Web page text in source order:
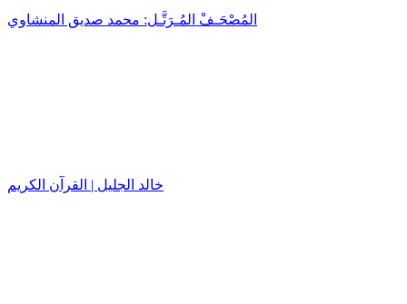
المُصْحَـفْ المُـرَتَّـل: محمد صديق المنشاوي
خالد الجليل | القرآن الكريم